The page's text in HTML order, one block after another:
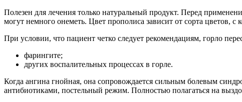
Полезен для лечения только натуральный продукт. Перед
могут немного онеметь. Цвет прополиса зависит от сорта цветов, с
При условии, что пациент четко следует рекомендациям, горло
фарингите;
других воспалительных процессах в горле.
Когда ангина гнойная, она сопровождается сильным болевым
антибиотиками, постельный режим. Полностью полагаться на